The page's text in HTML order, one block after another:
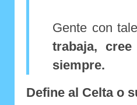
Gente con
trabaja,
siempre.
Define al Celta o